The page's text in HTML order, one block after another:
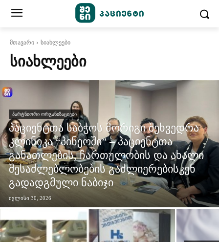
მთავარი სიახლეები
ᲡᲘᲐᲮᲚᲔᲔᲑᲘ
ᲞᲐᲠᲢᲜᲘᲝᲠᲘ ᲝᲠᲒᲐᲜᲘᲖᲐᲪᲘᲔᲑᲘ
პაციენტთა საბჭოს მორიგი შეხვედრა
კლინიკა “პინეოში” – პაციენტთა
განათლების, ჩართულობის და ახალი
შესაძლებლობების გაძლიერებისკენ
გადადგმული ნაბიჯი
ივლისი 30, 2026